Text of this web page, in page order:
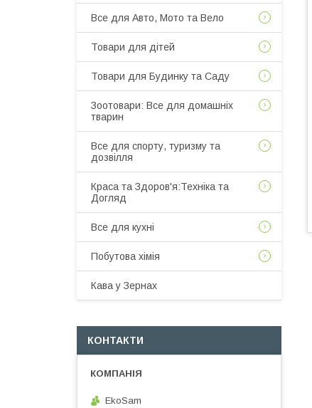
Все для Авто, Мото та Вело
Товари для дітей
Товари для Будинку та Саду
Зоотовари: Все для домашніх
тварин
Все для спорту, туризму та
дозвілля
Краса та Здоров'я:Техніка та
Догляд
Все для кухні
Побутова хімія
Кава у Зернах
КОНТАКТИ
EkoSam